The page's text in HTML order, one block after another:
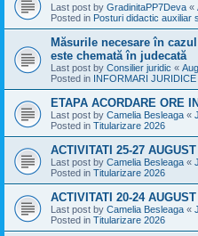
Last post by GradinitaPP7Deva «
Posted in Posturi didactic auxiliar
Măsurile necesare în
este chemată în judecată
Last post by Consilier juridic «
Posted in INFORMARI JURIDICE
ETAPA ACORDARE ORE
Last post by Camelia Besleaga «
Posted in Titularizare 2026
ACTIVITATI 25-27
Last post by Camelia Besleaga «
Posted in Titularizare 2026
ACTIVITATI 20-24
Last post by Camelia Besleaga «
Posted in Titularizare 2026